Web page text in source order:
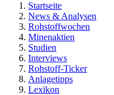
Startseite
News & Analysen
Rohstoffwochen
Minenaktien
Studien
Interviews
Rohstoff-Ticker
Anlagetipps
Lexikon